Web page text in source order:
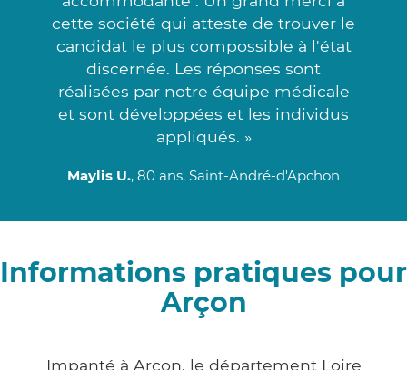
cette société qui atteste de trouver le
candidat le plus compossible à l'état
discernée. Les réponses sont
réalisées par notre équipe médicale
et sont développées et les individus
appliqués. »
Maylis U., 80 ans, Saint-André-d'Apchon
Informations pratiques pour
Arçon
Impanté à Arçon, le département Loire